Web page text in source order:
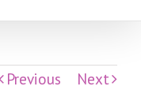
Previous Next